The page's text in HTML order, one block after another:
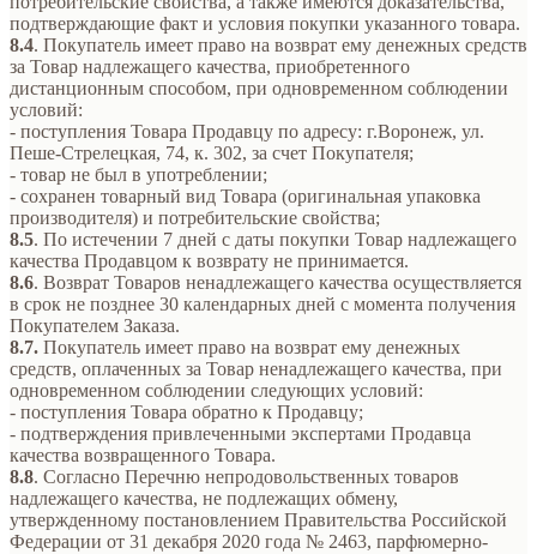
подтверждающие факт и условия покупки указанного товара.
8.4. Покупатель имеет право на возврат ему денежных средств
за Товар надлежащего качества, приобретенного
дистанционным способом, при одновременном соблюдении
условий:
- поступления Товара Продавцу по адресу: г.Воронеж, ул.
Пеше-Стрелецкая, 74, к. 302, за счет Покупателя;
- товар не был в употреблении;
- сохранен товарный вид Товара (оригинальная упаковка
производителя) и потребительские свойства;
8.5. По истечении 7 дней с даты покупки Товар надлежащего
качества Продавцом к возврату не принимается.
8.6. Возврат Товаров ненадлежащего качества осуществляется
в срок не позднее 30 календарных дней с момента получения
Покупателем Заказа.
8.7. Покупатель имеет право на возврат ему денежных
средств, оплаченных за Товар ненадлежащего качества, при
одновременном соблюдении следующих условий:
- поступления Товара обратно к Продавцу;
- подтверждения привлеченными экспертами Продавца
качества возвращенного Товара.
8.8. Согласно Перечню непродовольственных товаров
надлежащего качества, не подлежащих обмену,
утвержденному постановлением Правительства Российской
Федерации от 31 декабря 2020 года № 2463, парфюмерно-